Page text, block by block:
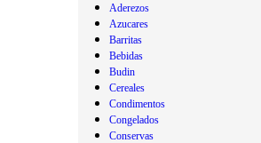
Aderezos
Azucares
Barritas
Bebidas
Budin
Cereales
Condimentos
Congelados
Conservas